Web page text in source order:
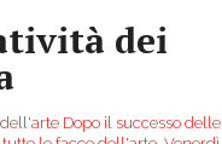
dei
Dopo il successo delle